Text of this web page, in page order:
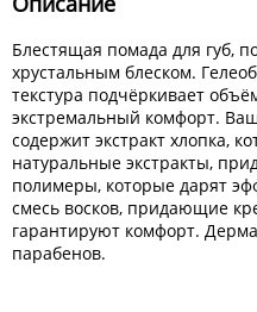
Блестящая помада для губ,
хрустальным блеском.
текстура подчёркивает
экстремальный комфорт.
содержит экстракт хлопка,
натуральные экстракты,
полимеры, которые дарят
смесь восков, придающие
гарантируют комфорт.
парабенов.